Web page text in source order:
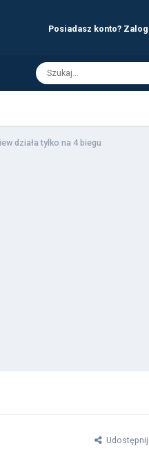
Posiadasz konto?
działa tylko na 4 biegu
Udostępnij